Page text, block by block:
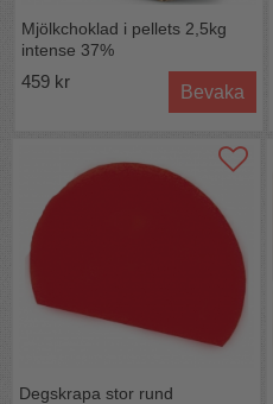
Mjölkchoklad i pellets 2,5kg
intense 37%
459 kr
Bevaka
Degskrapa stor rund